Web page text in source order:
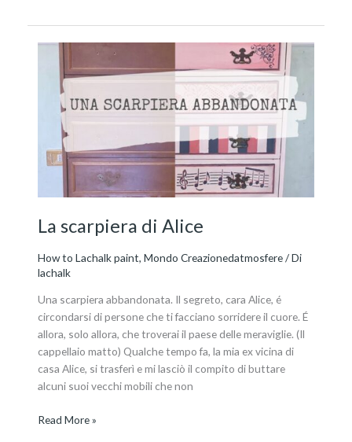
La scarpiera di Alice
How to Lachalk paint,Mondo Creazionedatmosfere/ Di
lachalk
Una scarpiera abbandonata. Il segreto, cara Alice, é
circondarsi di persone che ti facciano sorridere il cuore. É
allora, solo allora, che troverai il paese delle meraviglie. (Il
cappellaio matto) Qualche tempo fa, la mia ex vicina di
casa Alice, si trasferì e mi lasciò il compito di buttare
alcuni suoi vecchi mobili che non
scarpiera
Read More »